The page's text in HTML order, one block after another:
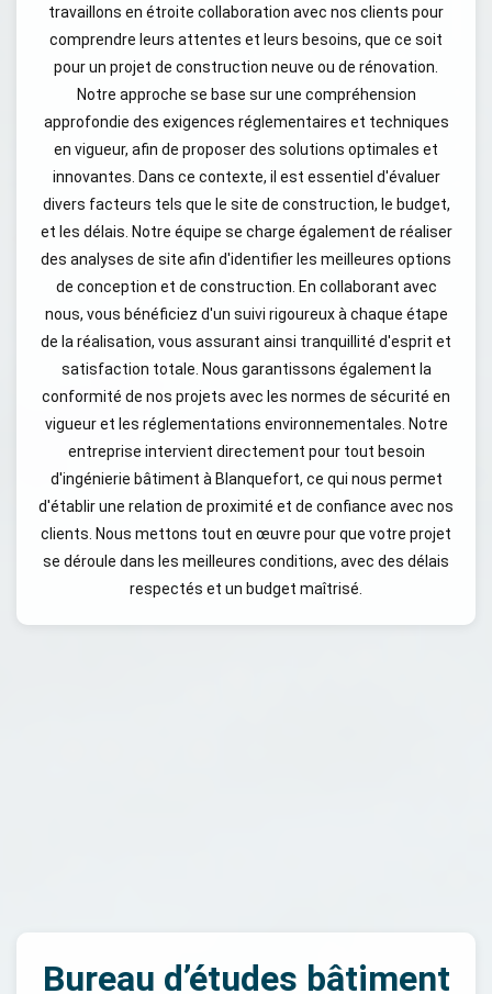
travaillons en étroite collaboration avec nos clients pour
comprendre leurs attentes et leurs besoins, que ce soit
pour un projet de construction neuve ou de rénovation.
Notre approche se base sur une compréhension
approfondie des exigences réglementaires et techniques
en vigueur, afin de proposer des solutions optimales et
innovantes. Dans ce contexte, il est essentiel d'évaluer
divers facteurs tels que le site de construction, le budget,
et les délais. Notre équipe se charge également de réaliser
des analyses de site afin d'identifier les meilleures options
de conception et de construction. En collaborant avec
nous, vous bénéficiez d'un suivi rigoureux à chaque étape
de la réalisation, vous assurant ainsi tranquillité d'esprit et
satisfaction totale. Nous garantissons également la
conformité de nos projets avec les normes de sécurité en
vigueur et les réglementations environnementales. Notre
entreprise intervient directement pour tout besoin
d'ingénierie bâtiment à Blanquefort, ce qui nous permet
d'établir une relation de proximité et de confiance avec nos
clients. Nous mettons tout en œuvre pour que votre projet
se déroule dans les meilleures conditions, avec des délais
respectés et un budget maîtrisé.
Bureau d’études bâtiment